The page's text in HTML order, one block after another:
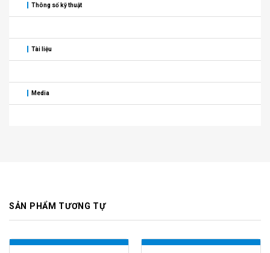
Thông số kỹ thuật
Tài liệu
Media
SẢN PHẨM TƯƠNG TỰ